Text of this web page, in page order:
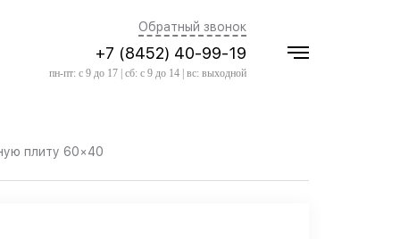
пн-пт: с 9 до 17 | сб: с 9 до 14 | вс: выходной
Обратный звонок
+7 (8452) 40-99-19
плиту 60×40